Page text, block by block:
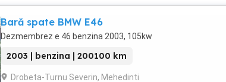
Bară spate BMW E46
Dezmembrez e 46 benzina 2003, 105kw
2003 | benzina | 200100 km
Drobeta-Turnu Severin, Mehedinti